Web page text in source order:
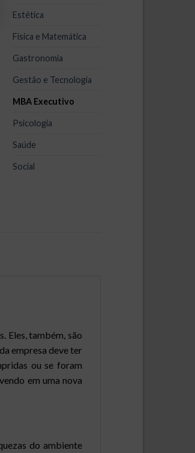
Estética
Física e Matemática
Gastronomia
Gestão e Tecnologia
MBA Executivo
Psicologia
Saúde
Social
Eles, também, são
empresa deve ter
ou se foram
em uma nova
do ambiente